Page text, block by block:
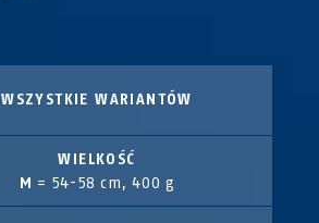
WSZYSTKIE WARIANTÓW
WIELKOŚĆ
M = 54-58 cm, 400 g